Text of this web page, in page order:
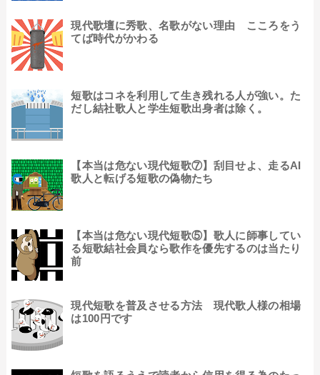
現代歌壇に秀歌、名歌がない理由 こころをう
てば時代がかわる
短歌はコネを利用して生き残れる人が強い。た
だし結社歌人と学生短歌出身者は除く。
【本当は危ない現代短歌⑦】刮目せよ、走るAI
歌人と転げる短歌の偽物たち
【本当は危ない現代短歌⑤】歌人に師事してい
る短歌結社会員なら歌作を優先するのは当たり
前
現代短歌を普及させる方法 現代歌人様の相場
は100円です